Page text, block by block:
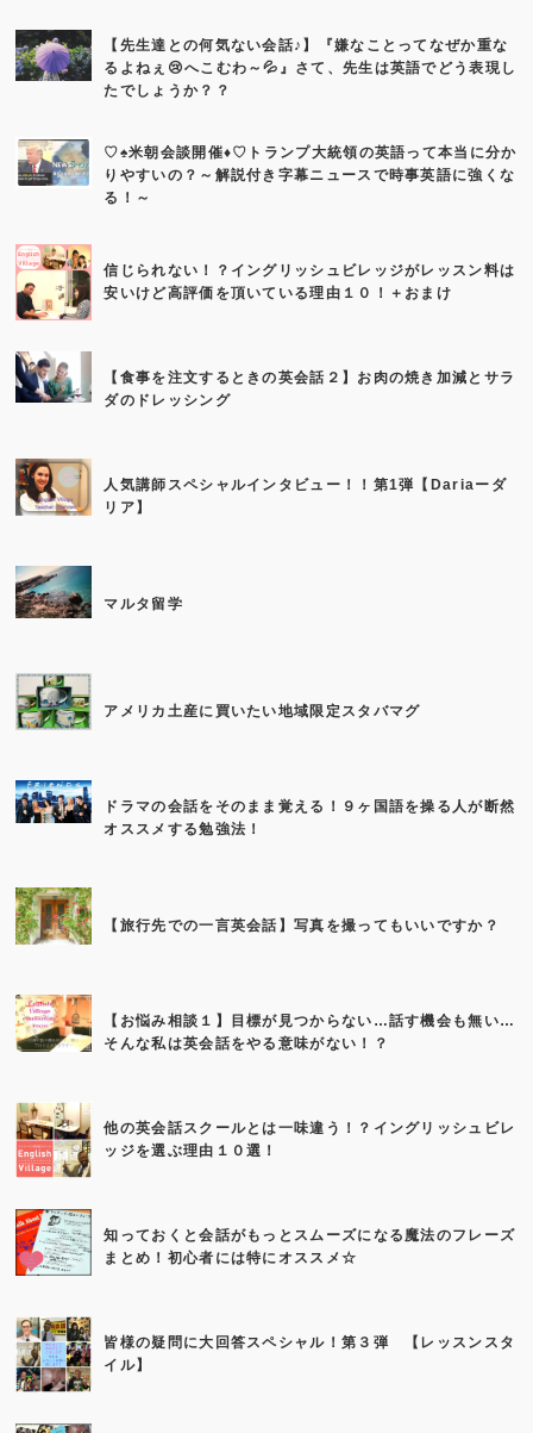
【先生達との何気ない会話♪】『嫌なことってなぜか重な
るよねぇ😢へこむわ～💦』さて、先生は英語でどう表現し
たでしょうか？？
♡♠米朝会談開催♦♡トランプ大統領の英語って本当に分か
りやすいの？～解説付き字幕ニュースで時事英語に強くな
る！～
信じられない！？イングリッシュビレッジがレッスン料は
安いけど高評価を頂いている理由１０！＋おまけ
【食事を注文するときの英会話２】お肉の焼き加減とサラ
ダのドレッシング
人気講師スペシャルインタビュー！！第1弾【Dariaーダ
リア】
マルタ留学
アメリカ土産に買いたい地域限定スタバマグ
ドラマの会話をそのまま覚える！９ヶ国語を操る人が断然
オススメする勉強法！
【旅行先での一言英会話】写真を撮ってもいいですか？
【お悩み相談１】目標が見つからない…話す機会も無い…
そんな私は英会話をやる意味がない！？
他の英会話スクールとは一味違う！？イングリッシュビレ
ッジを選ぶ理由１０選！
知っておくと会話がもっとスムーズになる魔法のフレーズ
まとめ！初心者には特にオススメ☆
皆様の疑問に大回答スペシャル！第３弾 【レッスンスタ
イル】